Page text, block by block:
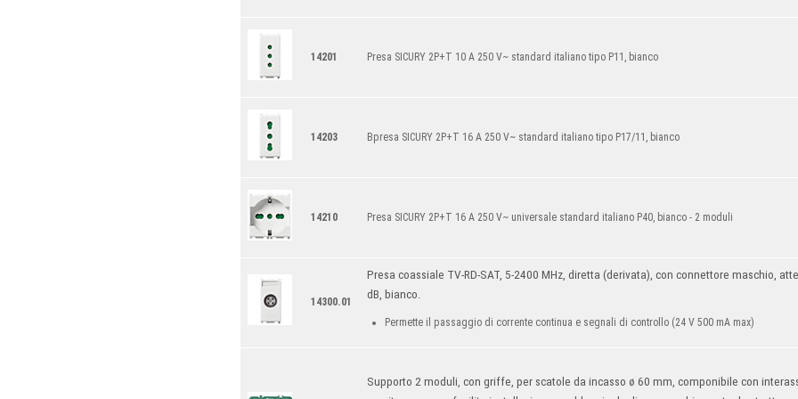
14201 Presa SICURY 2P+T 10 A 250 V~ standard italiano tipo P11, bianco
14203 Bpresa SICURY 2P+T 16 A 250 V~ standard italiano tipo P17/11, bianco
14210 Presa SICURY 2P+T 16 A 250 V~ universale standard italiano P40, bianco - 2 moduli
14300.01
Presa coassiale TV-RD-SAT, 5-2400 MHz, diretta (derivata), con connettore maschio,
dB, bianco.
Permette il passaggio di corrente continua e segnali di controllo (24 V 500 mA max)
Supporto 2 moduli, con griffe, per scatole da incasso ø 60 mm, componibile con